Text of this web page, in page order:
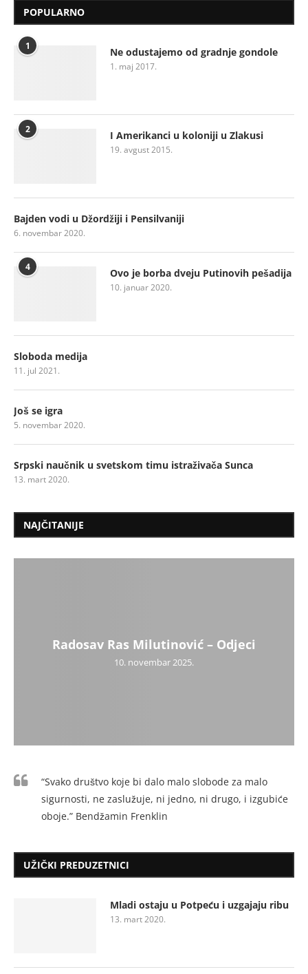
POPULARNO
1 Ne odustajemo od gradnje gondole
1. maj 2017.
2 I Amerikanci u koloniji u Zlakusi
19. avgust 2015.
Bajden vodi u Džordžiji i Pensilvaniji
6. novembar 2020.
4 Ovo je borba dveju Putinovih pešadija
10. januar 2020.
Sloboda medija
11. jul 2021.
Još se igra
5. novembar 2020.
Srpski naučnik u svetskom timu istraživača Sunca
13. mart 2020.
NAJČITANIJE
Radosav Ras Milutinović – Odjeci
10. novembar 2025.
“Svako društvo koje bi dalo malo slobode za malo
sigurnosti, ne zaslužuje, ni jedno, ni drugo, i izgubiće
oboje.” Bendžamin Frenklin
UŽIČKI PREDUZETNICI
Mladi ostaju u Potpeću i uzgajaju ribu
13. mart 2020.